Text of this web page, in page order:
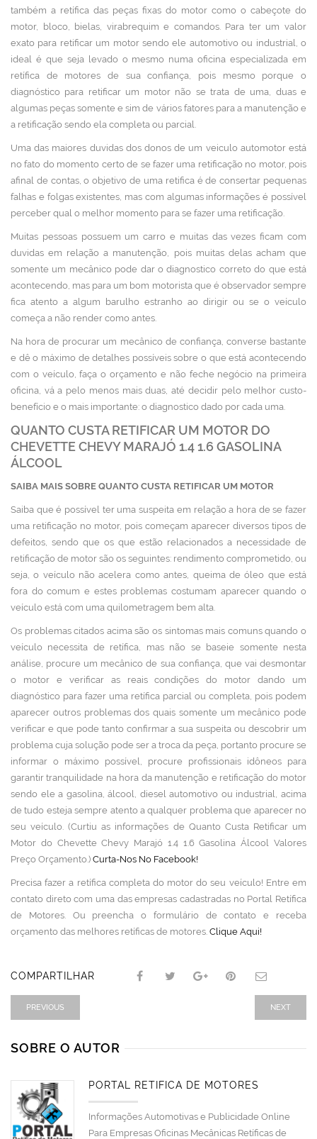
também a retífica das peças fixas do motor como o cabeçote do
motor, bloco, bielas, virabrequim e comandos. Para ter um valor
exato para retificar um motor sendo ele automotivo ou industrial, o
ideal é que seja levado o mesmo numa oficina especializada em
retífica de motores de sua confiança, pois mesmo porque o
diagnóstico para retificar um motor não se trata de uma, duas e
algumas peças somente e sim de vários fatores para a manutenção e
a retificação sendo ela completa ou parcial.
Uma das maiores duvidas dos donos de um veiculo automotor está
no fato do momento certo de se fazer uma retificação no motor, pois
afinal de contas, o objetivo de uma retifica é de consertar pequenas
falhas e folgas existentes, mas com algumas informações é possível
perceber qual o melhor momento para se fazer uma retificação.
Muitas pessoas possuem um carro e muitas das vezes ficam com
duvidas em relação a manutenção, pois muitas delas acham que
somente um mecânico pode dar o diagnostico correto do que está
acontecendo, mas para um bom motorista que é observador sempre
fica atento a algum barulho estranho ao dirigir ou se o veículo
começa a não render como antes.
Na hora de procurar um mecânico de confiança, converse bastante
e dê o máximo de detalhes possíveis sobre o que está acontecendo
com o veículo, faça o orçamento e não feche negócio na primeira
oficina, vá a pelo menos mais duas, até decidir pelo melhor custo-
benefício e o mais importante: o diagnostico dado por cada uma.
QUANTO CUSTA RETIFICAR UM MOTOR DO
CHEVETTE CHEVY MARAJÓ 1.4 1.6 GASOLINA
ÁLCOOL
SAIBA MAIS SOBRE QUANTO CUSTA RETIFICAR UM MOTOR
Saiba que é possível ter uma suspeita em relação a hora de se fazer
uma retificação no motor, pois começam aparecer diversos tipos de
defeitos, sendo que os que estão relacionados a necessidade de
retificação de motor são os seguintes: rendimento comprometido, ou
seja, o veículo não acelera como antes, queima de óleo que está
fora do comum e estes problemas costumam aparecer quando o
veículo está com uma quilometragem bem alta.
Os problemas citados acima são os sintomas mais comuns quando o
veículo necessita de retífica, mas não se baseie somente nesta
análise, procure um mecânico de sua confiança, que vai desmontar
o motor e verificar as reais condições do motor dando um
diagnóstico para fazer uma retífica parcial ou completa, pois podem
aparecer outros problemas dos quais somente um mecânico pode
verificar e que pode tanto confirmar a sua suspeita ou descobrir um
problema cuja solução pode ser a troca da peça, portanto procure se
informar o máximo possível, procure profissionais idôneos para
garantir tranquilidade na hora da manutenção e retificação do motor
sendo ele a gasolina, álcool, diesel automotivo ou industrial, acima
de tudo esteja sempre atento a qualquer problema que aparecer no
seu veículo. (Curtiu as informações de Quanto Custa Retificar um
Motor do Chevette Chevy Marajó 1.4 1.6 Gasolina Álcool Valores
Preço Orçamento.) Curta-Nos No Facebook!
Precisa fazer a retífica completa do motor do seu veículo! Entre em
contato direto com uma das empresas cadastradas no Portal Retífica
de Motores. Ou preencha o formulário de contato e receba
orçamento das melhores retíficas de motores. Clique Aqui!
COMPARTILHAR
PREVIOUS NEXT
SOBRE O AUTOR
PORTAL RETÍFICA DE MOTORES
Informações Automotivas e Publicidade Online
Para Empresas Oficinas Mecânicas Retíficas de